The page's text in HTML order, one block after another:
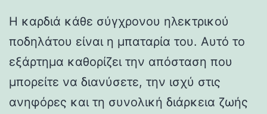
Η καρδιά κάθε σύγχρονου ηλεκτρικού
ποδηλάτου είναι η μπαταρία του. Αυτό το
εξάρτημα καθορίζει την απόσταση που
μπορείτε να διανύσετε, την ισχύ στις
ανηφόρες και τη συνολική διάρκεια ζωής